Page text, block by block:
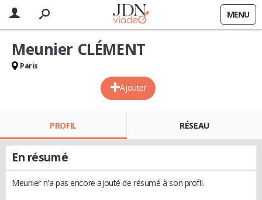
MENU
Ajouter
Meunier CLÉMENT
Paris
PROFIL RÉSEAU
En résumé
Meunier n'a pas encore ajouté de résumé à son profil.